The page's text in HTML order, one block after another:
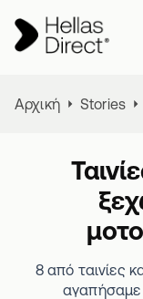
Αρχική Stories
8 από ταινίες
αγαπήσαμε